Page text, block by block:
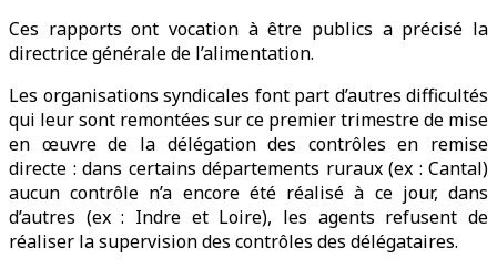
Ces rapports ont vocation à être publics a précisé la
directrice générale de l’alimentation.
Les organisations syndicales font part d’autres difficultés
qui leur sont remontées sur ce premier trimestre de mise
en œuvre de la délégation des contrôles en remise
directe : dans certains départements ruraux (ex : Cantal)
aucun contrôle n’a encore été réalisé à ce jour, dans
d’autres (ex : Indre et Loire), les agents refusent de
réaliser la supervision des contrôles des délégataires.